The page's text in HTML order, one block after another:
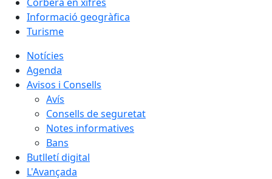
Informació geogràfica
Turisme
Notícies
Agenda
Avisos i Consells
Avís
Consells de seguretat
Notes informatives
Bans
Butlletí digital
L'Avançada